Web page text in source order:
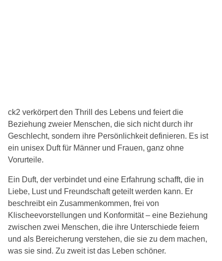
ck2 verkörpert den Thrill des Lebens und feiert die
Beziehung zweier Menschen, die sich nicht durch ihr
Geschlecht, sondern ihre Persönlichkeit definieren. Es ist
ein unisex Duft für Männer und Frauen, ganz ohne
Vorurteile.
Ein Duft, der verbindet und eine Erfahrung schafft, die in
Liebe, Lust und Freundschaft geteilt werden kann. Er
beschreibt ein Zusammenkommen, frei von
Klischeevorstellungen und Konformität – eine Beziehung
zwischen zwei Menschen, die ihre Unterschiede feiern
und als Bereicherung verstehen, die sie zu dem machen,
was sie sind. Zu zweit ist das Leben schöner.